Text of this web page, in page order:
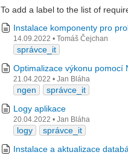
To add a label to the list of
Instalace komponenty pro
14.09.2022 • Tomáš Čejchan
správce_it
Optimalizace výkonu pomocí
21.04.2022 • Jan Bláha
ngen
správce_it
Logy aplikace
20.04.2022 • Jan Bláha
logy
správce_it
Instalace a aktualizace